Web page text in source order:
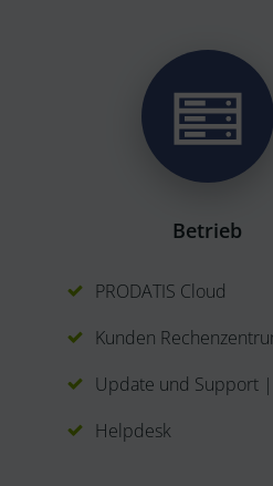
Betrieb
PRODATIS Cloud
Kunden
Update und Support |
Helpdesk